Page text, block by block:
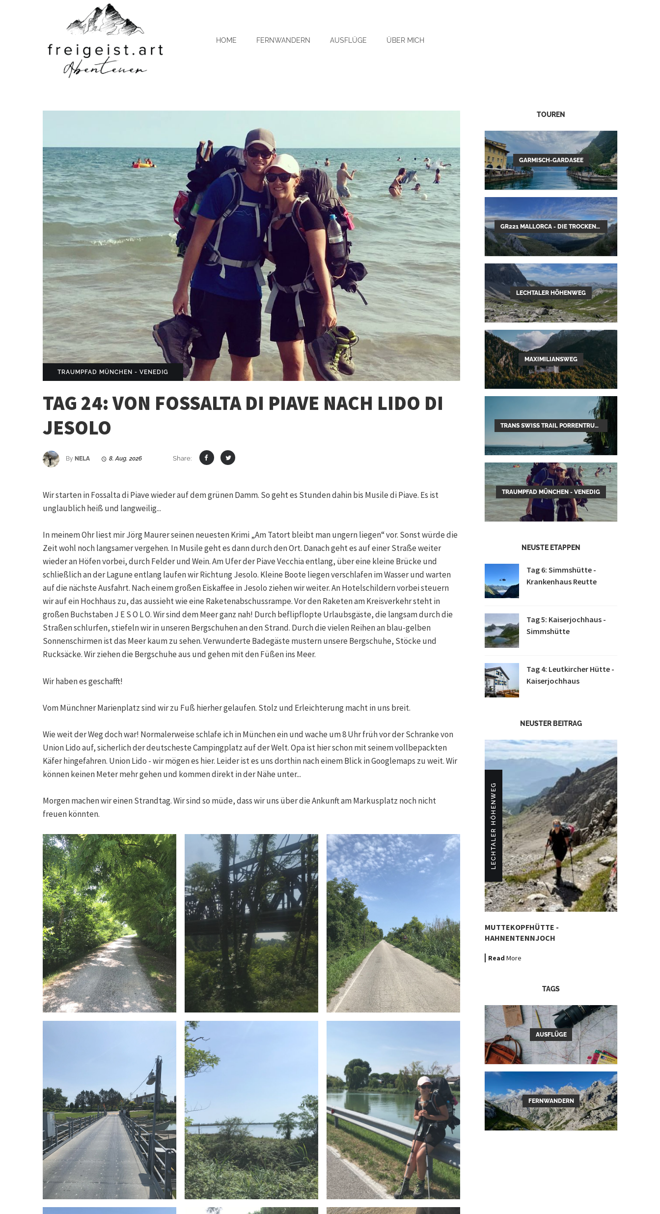
HOME FERNWANDERN AUSFLÜGE ÜBER MICH
TRAUMPFAD MÜNCHEN - VENEDIG
TAG 24: VON FOSSALTA DI PIAVE NACH LIDO DI
JESOLO
By NELA 8. Aug. 2026 Share:
Wir starten in Fossalta di Piave wieder auf dem grünen Damm. So geht es Stunden dahin bis Musile di Piave. Es ist
unglaublich heiß und langweilig...
In meinem Ohr liest mir Jörg Maurer seinen neuesten Krimi „Am Tatort bleibt man ungern liegen“ vor. Sonst würde die
Zeit wohl noch langsamer vergehen. In Musile geht es dann durch den Ort. Danach geht es auf einer Straße weiter
wieder an Höfen vorbei, durch Felder und Wein. Am Ufer der Piave Vecchia entlang, über eine kleine Brücke und
schließlich an der Lagune entlang laufen wir Richtung Jesolo. Kleine Boote liegen verschlafen im Wasser und warten
auf die nächste Ausfahrt. Nach einem großen Eiskaffee in Jesolo ziehen wir weiter. An Hotelschildern vorbei steuern
wir auf ein Hochhaus zu, das aussieht wie eine Raketenabschussrampe. Vor den Raketen am Kreisverkehr steht in
großen Buchstaben J E S O L O. Wir sind dem Meer ganz nah! Durch beflipflopte Urlaubsgäste, die langsam durch die
Straßen schlurfen, stiefeln wir in unseren Bergschuhen an den Strand. Durch die vielen Reihen an blau-gelben
Sonnenschirmen ist das Meer kaum zu sehen. Verwunderte Badegäste mustern unsere Bergschuhe, Stöcke und
Rucksäcke. Wir ziehen die Bergschuhe aus und gehen mit den Füßen ins Meer.
Wir haben es geschafft!
Vom Münchner Marienplatz sind wir zu Fuß hierher gelaufen. Stolz und Erleichterung macht in uns breit.
Wie weit der Weg doch war! Normalerweise schlafe ich in München ein und wache um 8 Uhr früh vor der Schranke von
Union Lido auf, sicherlich der deutscheste Campingplatz auf der Welt. Opa ist hier schon mit seinem vollbepackten
Käfer hingefahren. Union Lido - wir mögen es hier. Leider ist es uns dorthin nach einem Blick in Googlemaps zu weit. Wir
können keinen Meter mehr gehen und kommen direkt in der Nähe unter...
Morgen machen wir einen Strandtag. Wir sind so müde, dass wir uns über die Ankunft am Markusplatz noch nicht
freuen könnten.
TOUREN
GARMISCH-GARDASEE
GR221 MALLORCA - DIE TROCKENMAUERROUTE
LECHTALER HÖHENWEG
MAXIMILIANSWEG
TRANS SWISS TRAIL PORRENTRUY–MENDRISIO
TRAUMPFAD MÜNCHEN - VENEDIG
NEUSTE ETAPPEN
Tag 6: Simmshütte -
Krankenhaus Reutte
Tag 5: Kaiserjochhaus -
Simmshütte
Tag 4: Leutkircher Hütte -
Kaiserjochhaus
NEUSTER BEITRAG
LECHTALER HÖHENWEG
MUTTEKOPFHÜTTE -
HAHNENTENNJOCH
Read More
TAGS
AUSFLÜGE
FERNWANDERN